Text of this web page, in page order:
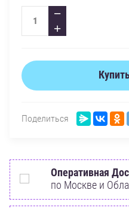
−
+
Поделиться
Оперативная
по Москве и